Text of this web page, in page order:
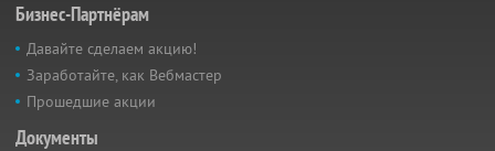
Бизнес-Партнёрам
Давайте сделаем акцию!
Заработайте, как Вебмастер
Прошедшие акции
Документы